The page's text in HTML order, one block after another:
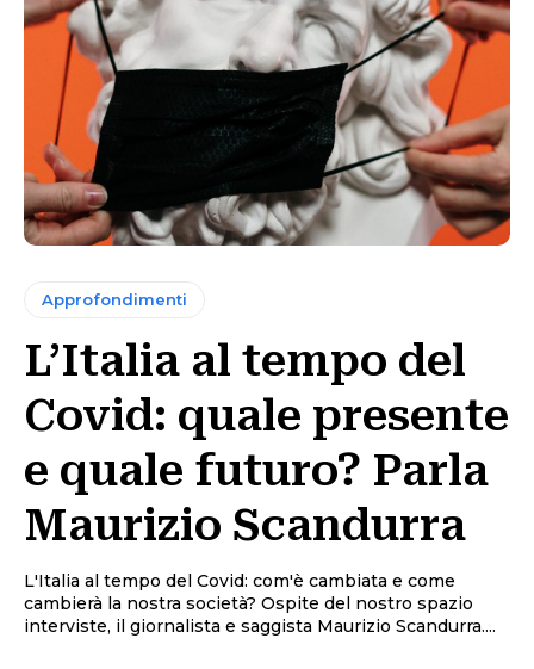
Approfondimenti
L’Italia al tempo del
Covid: quale presente
e quale futuro? Parla
Maurizio Scandurra
L'Italia al tempo del Covid: com'è cambiata e come
cambierà la nostra società? Ospite del nostro spazio
interviste, il giornalista e saggista Maurizio Scandurra....